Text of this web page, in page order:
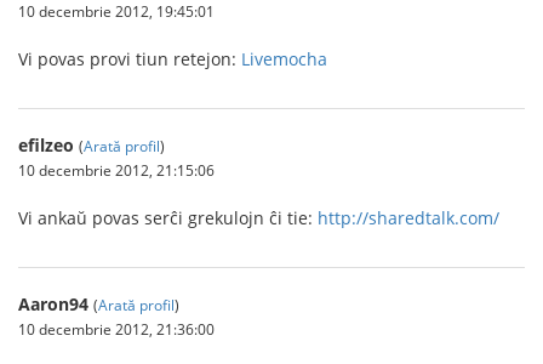
10 decembrie 2012, 19:45:01
Vi povas provi tiun retejon: Livemocha
efilzeo (Arată profil)
10 decembrie 2012, 21:15:06
Vi ankaŭ povas serĉi grekulojn ĉi tie: http://sharedtalk.com/
Aaron94 (Arată profil)
10 decembrie 2012, 21:36:00